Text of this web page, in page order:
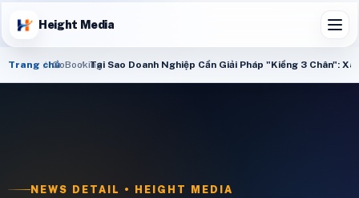
Height Media
Trang chủGoBookingTại Sao Doanh Nghiệp Cần Giải Pháp "Kiềng 3 Chân":
NEWS DETAIL • HEIGHT MEDIA